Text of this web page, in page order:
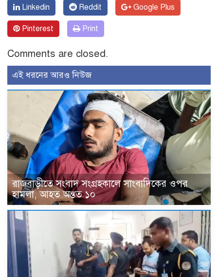
Linkedin Reddit Google Plus
Pinterest Print
Comments are closed.
এই ধরনের আরও নিউজ
রাজবাড়ীতে সংবাদ সংগ্রহকালে সাংবাদিকের ওপর
হামলা, আহত অন্তত ১০